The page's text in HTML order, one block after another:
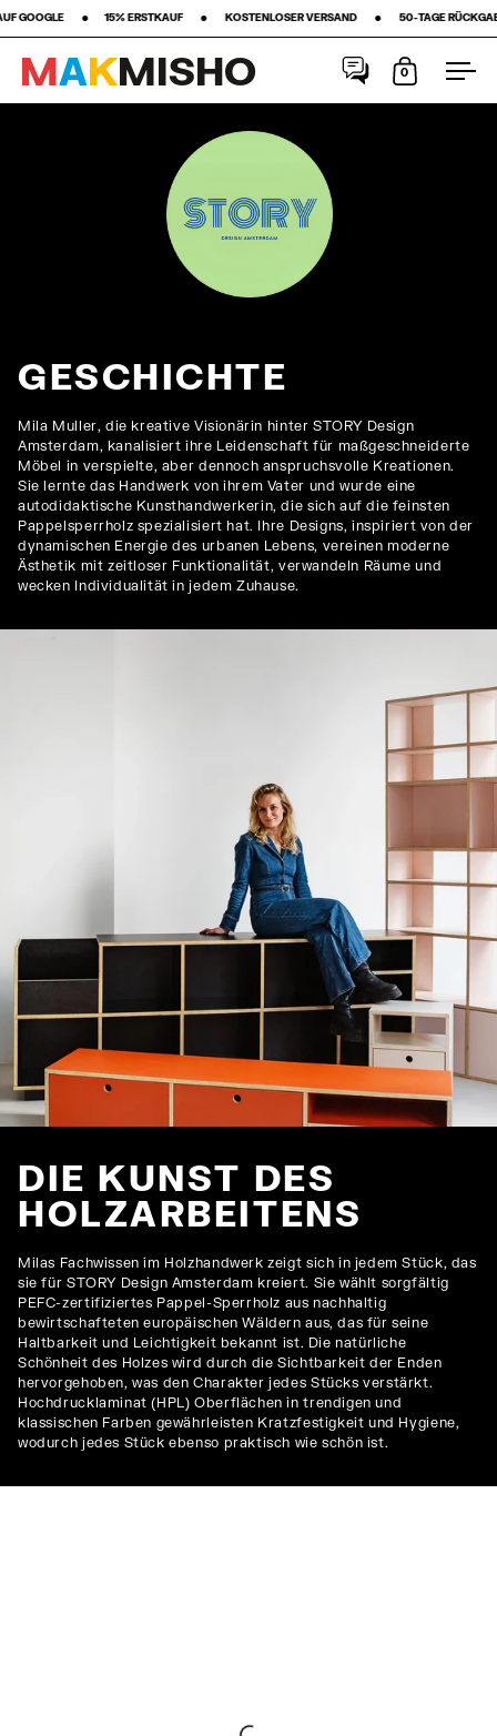
•‎ ‎ ‎ ‎ ‎ ‎ ‎ ‎15% ERSTKAUF‎ ‎ ‎ ‎ ‎ ‎ ‎ ‎ •‎ ‎ ‎ ‎ ‎ ‎ ‎ ‎ KOSTENLOSER VERSAND ‎ ‎ ‎ ‎ ‎ ‎ ‎ •‎ ‎ ‎ ‎ ‎ ‎ ‎ ‎ 50-TAGE
MAKMISHO Warenkorb
0
GESCHICHTE
Mila Muller, die kreative Visionärin hinter STORY Design
Amsterdam, kanalisiert ihre Leidenschaft für maßgeschneiderte
Möbel in verspielte, aber dennoch anspruchsvolle Kreationen.
Sie lernte das Handwerk von ihrem Vater und wurde eine
autodidaktische Kunsthandwerkerin, die sich auf die feinsten
Pappelsperrholz spezialisiert hat. Ihre Designs, inspiriert von der
dynamischen Energie des urbanen Lebens, vereinen moderne
Ästhetik mit zeitloser Funktionalität, verwandeln Räume und
wecken Individualität in jedem Zuhause.
DIE KUNST DES
HOLZARBEITENS
Milas Fachwissen im Holzhandwerk zeigt sich in jedem Stück, das
sie für STORY Design Amsterdam kreiert. Sie wählt sorgfältig
PEFC-zertifiziertes Pappel-Sperrholz aus nachhaltig
bewirtschafteten europäischen Wäldern aus, das für seine
Haltbarkeit und Leichtigkeit bekannt ist. Die natürliche
Schönheit des Holzes wird durch die Sichtbarkeit der Enden
hervorgehoben, was den Charakter jedes Stücks verstärkt.
Hochdrucklaminat (HPL) Oberflächen in trendigen und
klassischen Farben gewährleisten Kratzfestigkeit und Hygiene,
wodurch jedes Stück ebenso praktisch wie schön ist.